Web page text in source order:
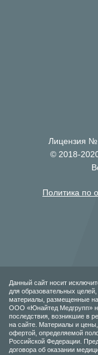
Лицензия №
© 2018-
Политика по
Данный сайт носит
для образовательных
материалы, размещенные на
ООО «Юнайтед Медгрупп»
последствия, возникшие в
на сайте. Материалы и
офертой, определяемой
Российской Федерации.
договора об оказании